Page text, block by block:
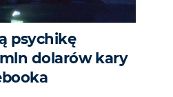
psychikę
dolarów kary